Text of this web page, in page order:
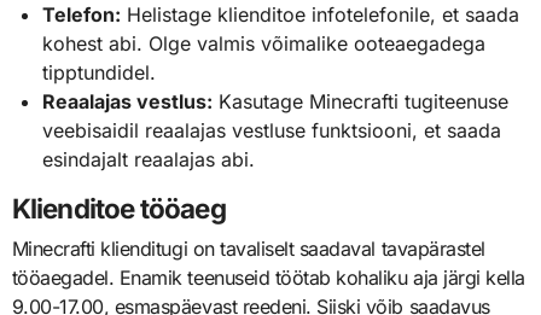
Telefon: Helistage klienditoe infotelefonile, et saada
kohest abi. Olge valmis võimalike ooteaegadega
tipptundidel.
Reaalajas vestlus: Kasutage Minecrafti tugiteenuse
veebisaidil reaalajas vestluse funktsiooni, et saada
esindajalt reaalajas abi.
Klienditoe tööaeg
Minecrafti klienditugi on tavaliselt saadaval tavapärastel
tööaegadel. Enamik teenuseid töötab kohaliku aja järgi kella
9.00-17.00, esmaspäevast reedeni. Siiski võib saadavus